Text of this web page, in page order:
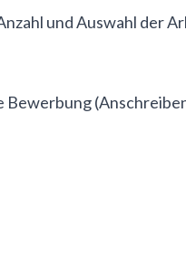
und Auswahl der
Bewerbung